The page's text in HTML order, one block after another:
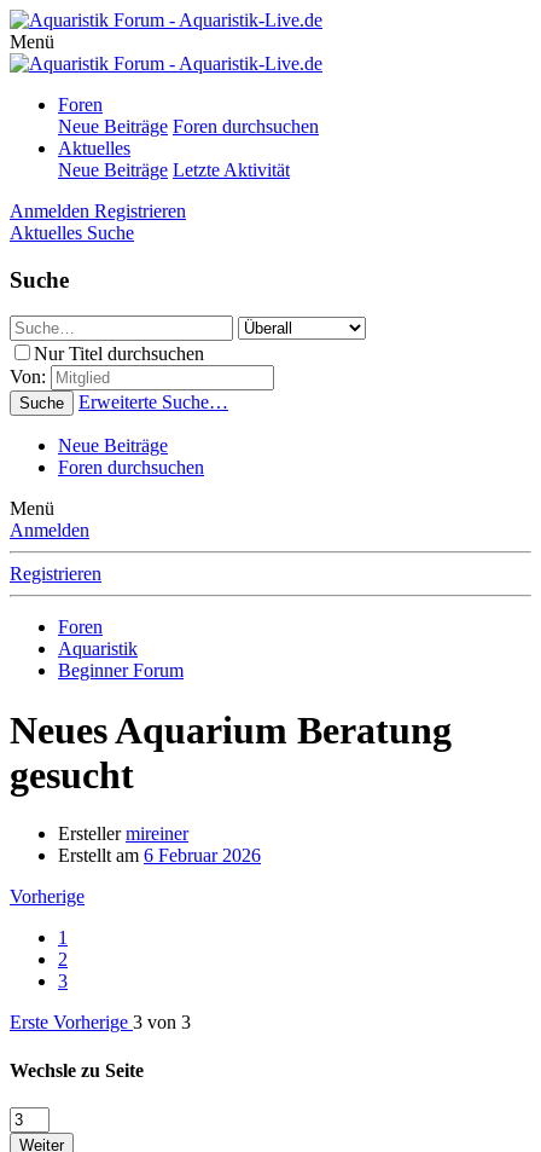
Menü
Foren
Neue Beiträge Foren durchsuchen
Aktuelles
Neue Beiträge Letzte Aktivität
Anmelden Registrieren
Aktuelles Suche
Suche
Nur Titel durchsuchen
Von:
Suche Erweiterte Suche…
Neue Beiträge
Foren durchsuchen
Menü
Anmelden
Registrieren
Foren
Aquaristik
Beginner Forum
Neues Aquarium Beratung
gesucht
Ersteller mireiner
Erstellt am 6 Februar 2026
Vorherige
1
2
3
Erste Vorherige 3 von 3
Wechsle zu Seite
Weiter